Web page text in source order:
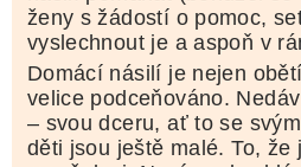
ženy s žádostí o pomoc,
vyslechnout je a aspoň v
Domácí násilí je nejen
velice podceňováno.
– svou dceru, ať to se
děti jsou ještě malé. To,